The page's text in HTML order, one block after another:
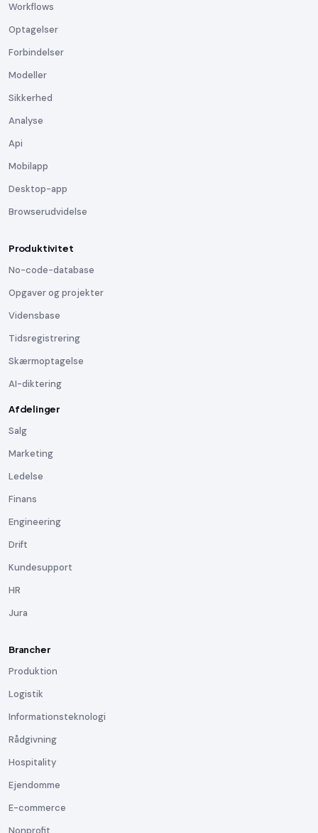
Workflows
Optagelser
Forbindelser
Modeller
Sikkerhed
Analyse
Api
Mobilapp
Desktop-app
Browserudvidelse
Produktivitet
No-code-database
Opgaver og projekter
Vidensbase
Tidsregistrering
Skærmoptagelse
AI-diktering
Afdelinger
Salg
Marketing
Ledelse
Finans
Engineering
Drift
Kundesupport
HR
Jura
Brancher
Produktion
Logistik
Informationsteknologi
Rådgivning
Hospitality
Ejendomme
E-commerce
Nonprofit